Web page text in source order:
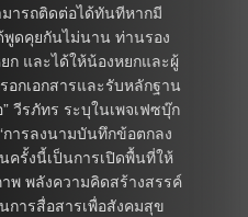
ารถติดต่อได้ทันทีหากมี
ดคุยกันไม่นาน ท่านรอง
ก และได้ให้น้องหยกและผู้
อกเอกสารและรับหลักฐาน
วีรภัทร ระบุในเพจเฟซบุ๊ก
ารลงนามบันทึกข้อตกลง
ครั้งนี้เป็นการเปิดพื้นที่ให้
พ พลังความคิดสร้างสรรค์
ารสื่อสารเพื่อสังคมสุข